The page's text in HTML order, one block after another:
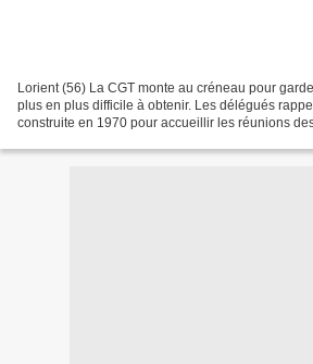
Lorient (56) La CGT monte au créneau pour
plus en plus difficile à obtenir. Les délégués
construite en 1970 pour accueillir les réunions